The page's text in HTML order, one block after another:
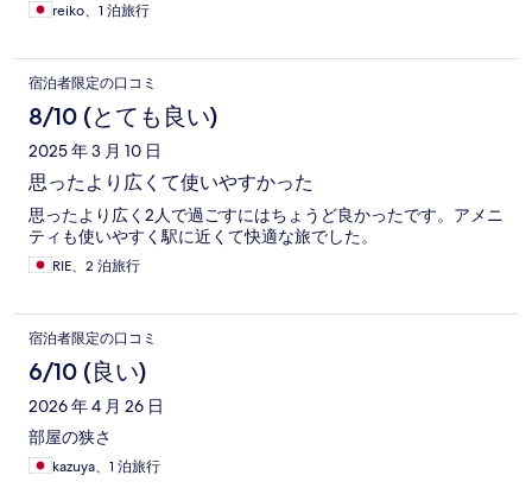
reiko、1 泊旅行
宿泊者限定の口コミ
8/10 (とても良い)
2025 年 3 月 10 日
思ったより広くて使いやすかった
思ったより広く2人で過ごすにはちょうど良かったです。アメニ
ティも使いやすく駅に近くて快適な旅でした。
RIE、2 泊旅行
宿泊者限定の口コミ
6/10 (良い)
2026 年 4 月 26 日
部屋の狭さ
kazuya、1 泊旅行